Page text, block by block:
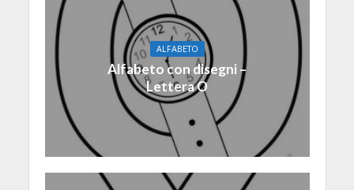
ALFABETO
Alfabeto con disegni –
Lettera O